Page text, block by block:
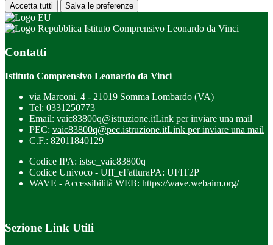
Accetta tutti Salva le preferenze
Istituto Comprensivo Leonardo da Vinci
Contatti
Istituto Comprensivo Leonardo da Vinci
via Marconi, 4 - 21019 Somma Lombardo (VA)
Tel: 0331250773
Email: vaic83800q@istruzione.itLink per inviare una mail
PEC: vaic83800q@pec.istruzione.itLink per inviare una mail
C.F.: 82011840129
Codice IPA: istsc_vaic83800q
Codice Univoco - Uff_eFatturaPA: UFIT2P
WAVE - Accessibilità WEB: https://wave.webaim.org/
Sezione Link Utili